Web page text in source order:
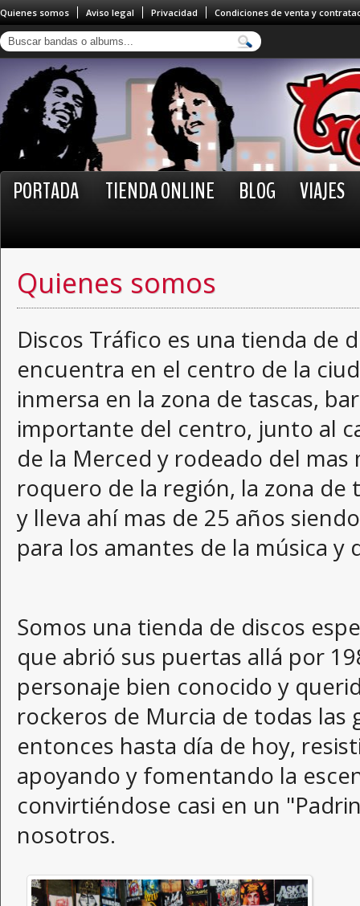
Quienes somos Aviso legal Privacidad Condiciones de venta y
PORTADA TIENDA ONLINE BLOG VIAJES
Quienes somos
Discos Tráfico es una tienda de
encuentra en el centro de la
inmersa en la zona de tascas,
importante del centro, junto al
de la Merced y rodeado del
roquero de la región, la zona de
y lleva ahí mas de 25 años
para los amantes de la música y
Somos una tienda de discos
que abrió sus puertas allá por
personaje bien conocido y
rockeros de Murcia de todas las
entonces hasta día de hoy,
apoyando y fomentando la
convirtiéndose casi en un
nosotros.